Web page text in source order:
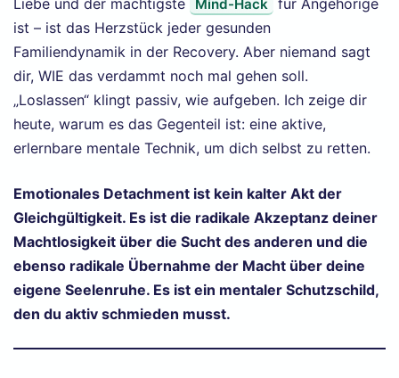
Mind-Hack
ist – ist das Herzstück jeder gesunden
Familiendynamik in der Recovery. Aber niemand sagt
dir, WIE das verdammt noch mal gehen soll.
„Loslassen“ klingt passiv, wie aufgeben. Ich zeige dir
heute, warum es das Gegenteil ist: eine aktive,
erlernbare mentale Technik, um dich selbst zu retten.
Emotionales Detachment ist kein kalter Akt der
Gleichgültigkeit. Es ist die radikale Akzeptanz deiner
Machtlosigkeit über die Sucht des anderen und die
ebenso radikale Übernahme der Macht über deine
eigene Seelenruhe. Es ist ein mentaler Schutzschild,
den du aktiv schmieden musst.